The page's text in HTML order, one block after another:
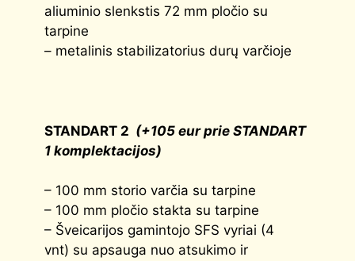
aliuminio slenkstis 72 mm pločio su
tarpine
– metalinis stabilizatorius durų varčioje
STANDART 2 (+105 eur prie STANDART
1 komplektacijos)
– 100 mm storio varčia su tarpine
– 100 mm pločio stakta su tarpine
– Šveicarijos gamintojo SFS vyriai (4
vnt) su apsauga nuo atsukimo ir